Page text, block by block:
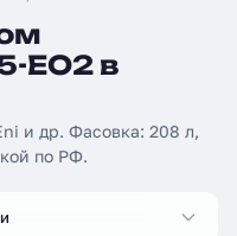
EO2 в
и др. Фасовка: 208 л,
по РФ.